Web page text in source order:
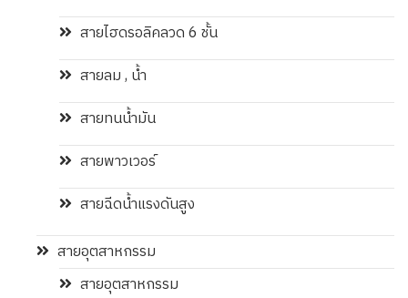
สายไฮดรอลิคลวด 6 ชั้น
สายลม , น้ำ
สายทนน้ำมัน
สายพาวเวอร์
สายฉีดน้ำแรงดันสูง
สายอุตสาหกรรม
สายอุตสาหกรรม